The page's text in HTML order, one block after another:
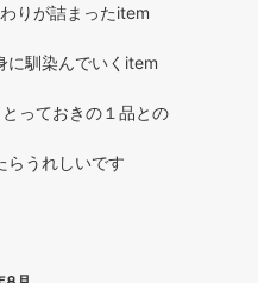
りが詰まったitem
に馴染んでいくitem
っておきの１品との
らうれしいです